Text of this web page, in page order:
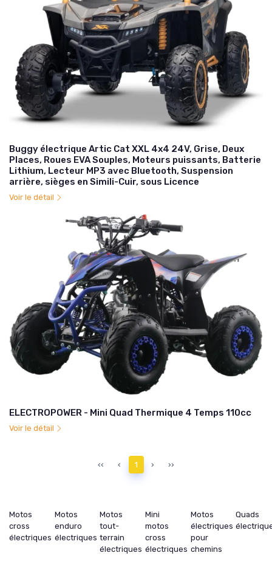
Buggy électrique Artic Cat XXL 4x4 24V, Grise, Deux
Places, Roues EVA Souples, Moteurs puissants, Batterie
Lithium, Lecteur MP3 avec Bluetooth, Suspension
arrière, sièges en Simili-Cuir, sous Licence
Voir le détail
ELECTROPOWER - Mini Quad Thermique 4 Temps 110cc
Voir le détail
‹‹ ‹ 1 › ››
Motos
cross
électriques
Motos
enduro
électriques
Motos
tout-
terrain
électriques
Mini
motos
cross
électriques
Motos
électriques
pour
chemins
Quads